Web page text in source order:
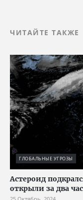
ЧИТАЙТЕ ТАКЖЕ
ГЛОБАЛЬНЫЕ УГРОЗЫ
Астероид
открыли за два